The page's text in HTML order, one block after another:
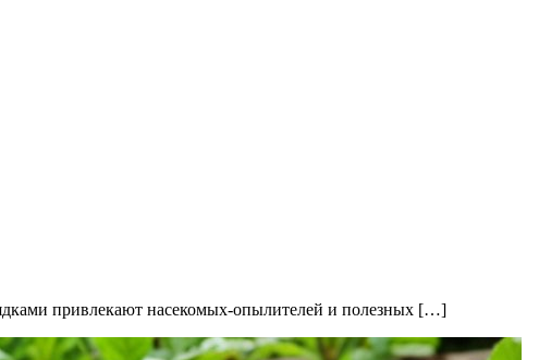
привлекают насекомых-опылителей и полезных […]